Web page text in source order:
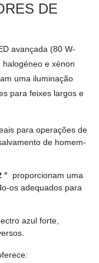
DE
avançada (80 W-
e xénon
uma iluminação
para feixes largos e
para operações de
de homem-
°
proporcionam uma
os adequados para
azul forte,